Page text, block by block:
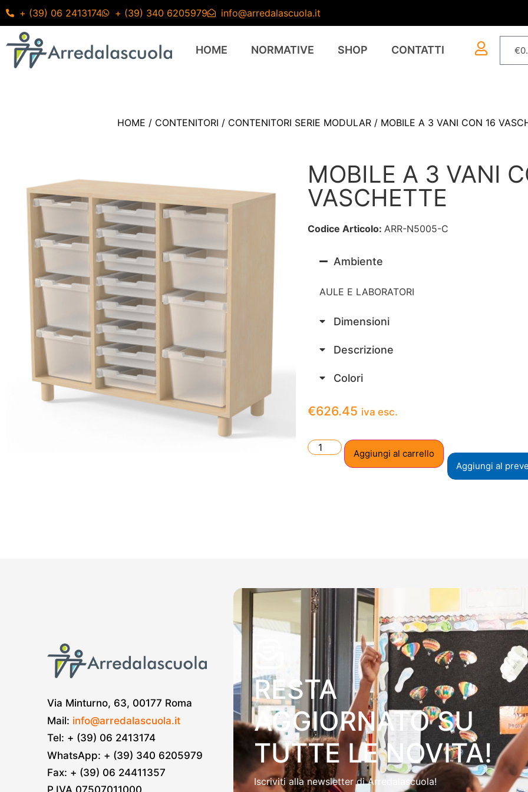
+ (39) 06 2413174 + (39) 340 6205979 info@arredalascuola.it
HOME NORMATIVE SHOP CONTATTI €
HOME / CONTENITORI / CONTENITORI SERIE MODULAR / MOBILE A 3 VANI CON 16
MOBILE A 3 VANI
VASCHETTE
Codice Articolo: ARR-N5005-C
Ambiente
AULE E LABORATORI
Dimensioni
Descrizione
Colori
€626.45 iva esc.
Aggiungi al carrello
Aggiungi al
Via Minturno, 63, 00177 Roma
Mail: info@arredalascuola.it
Tel: + (39) 06 2413174
WhatsApp: + (39) 340 6205979
Fax: + (39) 06 24411357
RESTA
AGGIORNATO SU
TUTTE LE NOVITÀ!
Iscriviti alla newsletter di Arredalascuola!